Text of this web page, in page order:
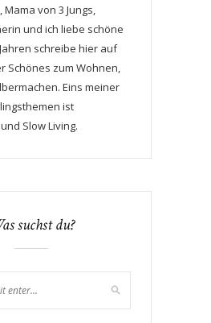
Mama von 3 Jungs,
und ich liebe schöne
schreibe hier auf
Schönes zum Wohnen,
Eins meiner
ist
Slow Living.
suchst du?